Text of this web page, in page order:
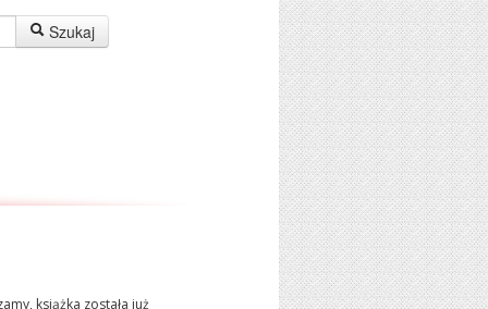
Szukaj
książka została już